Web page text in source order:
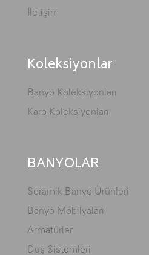
İletişim
Koleksiyonlar
Banyo Koleksiyonları
Karo Koleksiyonları
BANYOLAR
Seramik Banyo Ürünleri
Banyo Mobilyaları
Armatürler
Duş Sistemleri